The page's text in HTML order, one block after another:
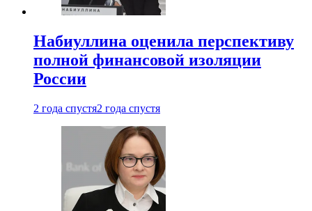
Набиуллина оценила перспективу
полной финансовой изоляции
России
2 года спустя2 года спустя